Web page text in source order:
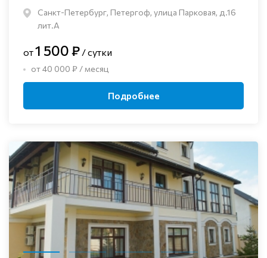
Санкт-Петербург, Петергоф, улица Парковая, д.16
лит.А
от1 500 ₽ / сутки
от 40 000 ₽ / месяц
Подробнее